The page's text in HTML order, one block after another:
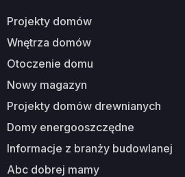
Projekty domów
Wnętrza domów
Otoczenie domu
Nowy magazyn
Projekty domów drewnianych
Domy energooszczędne
Informacje z branży budowlanej
Abc dobrej mamy